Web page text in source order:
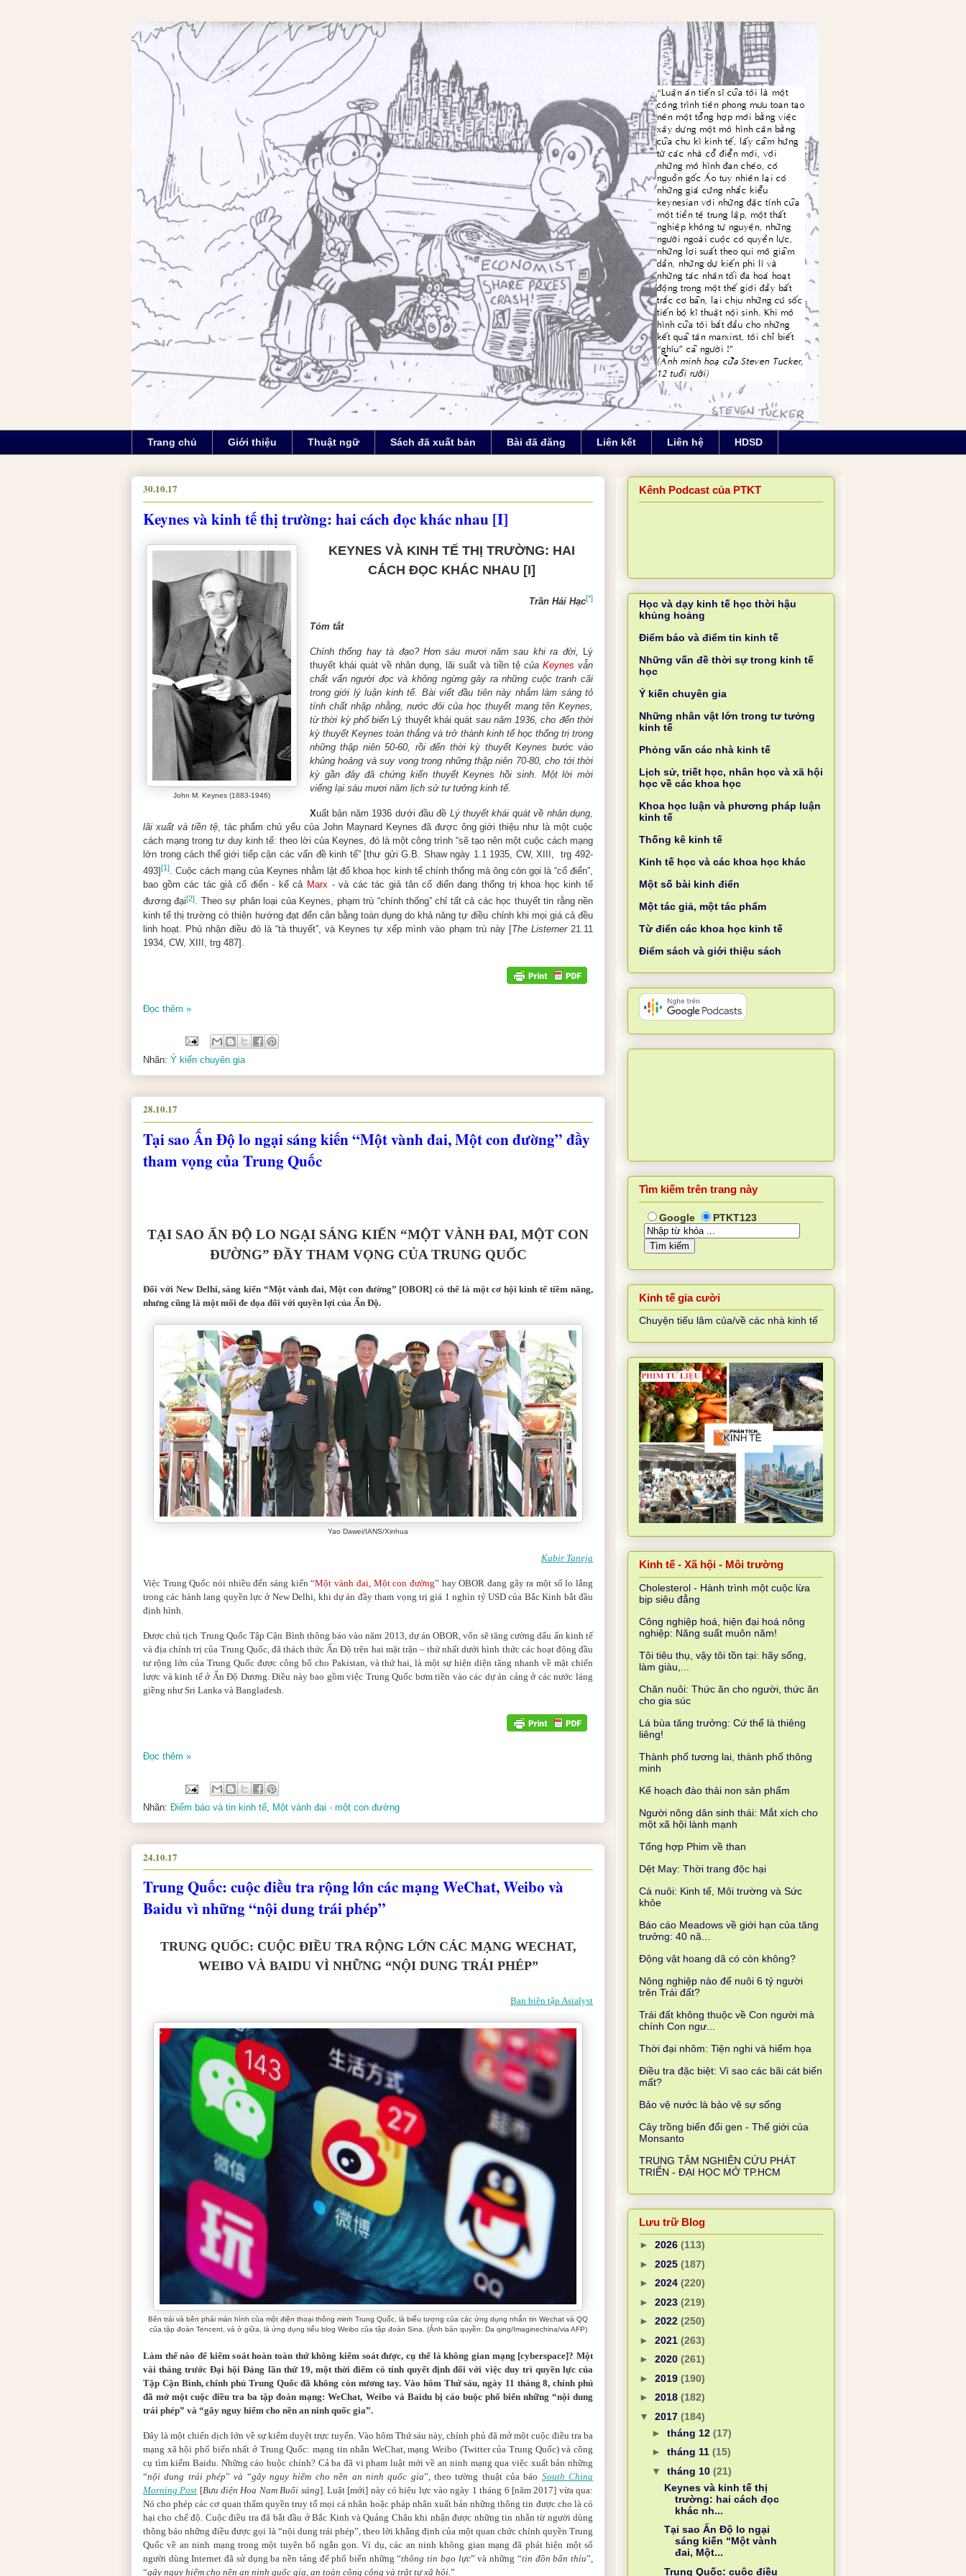
Trang chủ Giới thiệu Thuật ngữ Sách đã xuất bản Bài đã đăng Liên kết Liên hệ HDSD
30.10.17
Keynes và kinh tế thị trường: hai cách đọc khác nhau [I]
John M. Keynes (1883-1946)
KEYNES VÀ KINH TẾ THỊ TRƯỜNG: HAI
CÁCH ĐỌC KHÁC NHAU [I]
Trần Hải Hạc[*]
Tóm tắt
Chính thống hay tà đạo? Hơn sáu mươi năm sau khi ra đời,
Lý
thuyết khái quát về nhân dụng, lãi suất và tiền tệ của Keynes vẫn
chất vấn người đọc và không ngừng gây ra những cuộc tranh cãi
trong giới lý luận kinh tế. Bài viết đầu tiên này nhắm làm sáng tỏ
tính chất nhập nhằng, nước đôi của học thuyết mang tên Keynes,
từ thời kỳ phổ biến Lý thuyết khái quát sau năm 1936, cho đến thời
kỳ thuyết Keynes toàn thắng và trở thành kinh tế học thống trị trong
những thập niên 50-60, rồi đến thời kỳ thuyết Keynes bước vào
khủng hoảng và suy vong trong những thập niên 70-80, cho tới thời
kỳ gần đây đã chứng kiến thuyết Keynes hồi sinh. Một lời mời
viếng lại sáu mươi năm lịch sử tư tưởng kinh tế.
Xuất bản năm 1936 dưới đầu đề Lý thuyết khái quát về nhân dụng,
lãi xuất và tiền tệ, tác phẩm chủ yếu của John Maynard Keynes đã được ông giới thiệu như là một cuộc
cách mạng trong tư duy kinh tế: theo lời của Keynes, đó là một công trình “sẽ tạo nên một cuộc cách mạng
lớn trong cách thế giới tiếp cận các vấn đề kinh tế” [thư gửi G.B. Shaw ngày 1.1 1935, CW, XIII, trg 492-
493][1]. Cuộc cách mạng của Keynes nhằm lật đổ khoa học kinh tế chính thống mà ông còn gọi là “cổ điển”,
bao gồm các tác giả cổ điển - kể cả Marx - và các tác giả tân cổ điển đang thống trị khoa học kinh tế
đương đại[2]. Theo sự phân loại của Keynes, phạm trù “chính thống” chỉ tất cả các học thuyết tin rằng nền
kinh tế thị trường có thiên hướng đạt đến cân bằng toàn dụng do khả năng tự điều chỉnh khi mọi giá cả đều
linh hoạt. Phủ nhận điều đó là “tà thuyết”, và Keynes tự xếp mình vào phạm trù này [The Listerner21.11
1934, CW, XIII, trg 487].
Đọc thêm »
Nhãn: Ý kiến chuyên gia
28.10.17
Tại sao Ấn Độ lo ngại sáng kiến “Một vành đai, Một con đường” đầy
tham vọng của Trung Quốc
TẠI SAO ẤN ĐỘ LO NGẠI SÁNG KIẾN “MỘT VÀNH ĐAI, MỘT CON
ĐƯỜNG” ĐẦY THAM VỌNG CỦA TRUNG QUỐC
Đối với New Delhi, sáng kiến“Một vành đai, Một con đường” [OBOR] có thể là một cơ hội kinh tế tiềm năng,
nhưng cũng là một mối đe dọa đối với quyền lợi của Ấn Độ.
Yao Dawei/IANS/Xinhua
Kabir Taneja
Việc Trung Quốc nói nhiều đến sáng kiến “Một vành đai, Một con đường” hayOBOR đang gây ra một số lo lắng
trong các hành lang quyền lực ở New Delhi, khi dự án đầy tham vọng trị giá 1 nghìn tỷ USD của Bắc Kinh bắt đầu
định hình.
Được chủ tịch Trung Quốc Tập Cận Bình thông báo vào năm 2013, dự án OBOR, vốn sẽ tăng cường dấu ấn kinh tế
và địa chính trị của Trung Quốc, đã thách thức Ấn Độ trên hai mặt trận – thứ nhất dưới hình thức các hoạt động đầu
tư rộng lớn của Trung Quốc được công bố cho Pakistan, và thứ hai, là một sự hiện diện tăng nhanh về mặt chiến
lược và kinh tế ở Ấn Độ Dương. Điều này bao gồm việc Trung Quốc bơm tiền vào các dự án cảng ở các nước láng
giềng như Sri Lanka và Bangladesh.
Đọc thêm »
Nhãn: Điểm báo và tin kinh tế, Một vành đai - một con đường
24.10.17
Trung Quốc: cuộc điều tra rộng lớn các mạng WeChat, Weibo và
Baidu vì những “nội dung trái phép”
TRUNG QUỐC: CUỘC ĐIỀU TRA RỘNG LỚN CÁC MẠNG WECHAT,
WEIBO VÀ BAIDU VÌ NHỮNG “NỘI DUNG TRÁI PHÉP”
Ban biên tập Asialyst
Bên trái và bên phải màn hình của một điện thoại thông minh Trung Quốc, là biểu tượng của các ứng dụng nhắn tin Wechat và QQ
của tập đoàn Tencent, và ở giữa, là ứng dụng tiểu blog Weibo của tập đoàn Sina. (Ảnh bản quyền: Da qing/Imaginechina/via AFP)
Làm thế nào để kiểm soát hoàn toàn thứ không kiểm soát được, cụ thể là không gian mạng [cyberspace]? Một
vài tháng trước Đại hội Đảng lần thứ 19, một thời điểm có tính quyết định đối với việc duy trì quyền lực của
Tập Cận Bình, chính phủ Trung Quốc đã không còn nương tay. Vào hôm Thứ sáu, ngày 11 tháng 8, chính phủ
đã mở một cuộc điều tra ba tập đoàn mạng: WeChat, Weibo và Baidu bị cáo buộc phổ biến những “nội dung
trái phép” và “gây nguy hiểm cho nền an ninh quốc gia”.
Đây là một chiến dịch lớn về sự kiểm duyệt trực tuyến. Vào hôm Thứ sáu này, chính phủ đã mở một cuộc điều tra ba
mạng xã hội phổ biến nhất ở Trung Quốc: mạng tin nhắn WeChat, mạng Weibo (Twitter của Trung Quốc) và công
cụ tìm kiếm Baidu. Những cáo buộc chính? Cả ba đã vi phạm luật mới về an ninh mạng qua việc xuất bản những
“nội dung trái phép” và “gây nguy hiểm cho nền an ninh quốc gia” theo tường thuật của báo South China
Morning Post [Bưu điện Hoa Nam Buổi sáng]. Luật [mới] này có hiệu lực vào ngày 1 tháng 6 [năm 2017] vừa qua:
Nó cho phép các cơ quan thẩm quyền truy tố mọi cá nhân hoặc pháp nhân xuất bản những thông tin được cho là có
hại cho chế độ. Cuộc điều tra đã bắt đầu ở Bắc Kinh và Quảng Châu khi nhận được những tin nhắn từ người dùng
thông báo những điều được gọi là “nội dung trái phép”, theo lời khẳng định của một quan chức chính quyền Trung
Quốc về an ninh mạng trong một tuyên bố ngắn gọn. Ví dụ, các an ninh không gian mạng đã phát hiện một số
người dùng Internet đã sử dụng ba nền tảng để phổ biến những“thông tin bạo lực” và những “tin đồn bẩn thỉu”,
“gây nguy hiểm cho nền an ninh quốc gia, an toàn công cộng và trật tự xã hội. ”
Kênh Podcast của PTKT
Học và dạy kinh tế học thời hậu
khủng hoảng
Điểm báo và điểm tin kinh tế
Những vấn đề thời sự trong kinh tế
học
Ý kiến chuyên gia
Những nhân vật lớn trong tư tưởng
kinh tế
Phỏng vấn các nhà kinh tế
Lịch sử, triết học, nhân học và xã hội
học về các khoa học
Khoa học luận và phương pháp luận
kinh tế
Thống kê kinh tế
Kinh tế học và các khoa học khác
Một số bài kinh điển
Một tác giả, một tác phẩm
Từ điển các khoa học kinh tế
Điểm sách và giới thiệu sách
Tìm kiếm trên trang này
Google PTKT123
Kinh tế gia cười
Chuyện tiếu lâm của/về các nhà kinh tế
Kinh tế - Xã hội - Môi trường
Cholesterol - Hành trình một cuộc lừa
bịp siêu đẳng
Công nghiệp hoá, hiện đại hoá nông
nghiệp: Năng suất muôn năm!
Tôi tiêu thụ, vậy tôi tồn tại: hãy sống,
làm giàu,...
Chăn nuôi: Thức ăn cho người, thức ăn
cho gia súc
Lá bùa tăng trưởng: Cứ thể là thiêng
liêng!
Thành phố tương lai, thành phố thông
minh
Kế hoạch đào thải non sản phẩm
Người nông dân sinh thái: Mắt xích cho
một xã hội lành mạnh
Tổng hợp Phim về than
Dệt May: Thời trang độc hại
Cá nuôi: Kinh tế, Môi trường và Sức
khỏe
Báo cáo Meadows về giới hạn của tăng
trưởng: 40 nă...
Động vật hoang dã có còn không?
Nông nghiệp nào để nuôi 6 tỷ người
trên Trái đất?
Trái đất không thuộc về Con người mà
chính Con ngư...
Thời đại nhôm: Tiện nghi và hiểm họa
Điều tra đặc biệt: Vì sao các bãi cát biến
mất?
Bảo vệ nước là bảo vệ sự sống
Cây trồng biến đổi gen - Thế giới của
Monsanto
TRUNG TÂM NGHIÊN CỨU PHÁT
TRIỂN - ĐẠI HỌC MỞ TP.HCM
Lưu trữ Blog
► 2026 (113)
► 2025 (187)
► 2024 (220)
► 2023 (219)
► 2022 (250)
► 2021 (263)
► 2020 (261)
► 2019 (190)
► 2018 (182)
▼ 2017 (184)
► tháng 12 (17)
► tháng 11 (15)
▼ tháng 10 (21)
Keynes và kinh tế thị
trường: hai cách đọc
khác nh...
Tại sao Ấn Độ lo ngại
sáng kiến “Một vành
đai, Một...
Trung Quốc: cuộc điều